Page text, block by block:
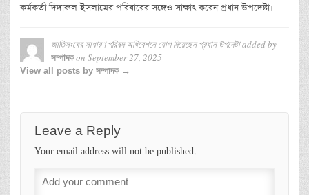
কর্মকর্তা দিদারুল ইসলামের পরিবারের সঙ্গেও সাক্ষাৎ করেন প্রধান উপদেষ্টা।
জাতিসংঘের সাধারণ পরিষদ অধিবেশনে যোগ দিয়েছেন প্রধান উপদেষ্টাadded by
সম্পাদকon September 27, 2025
View all posts by সম্পাদক →
Leave a Reply
Your email address will not be published.